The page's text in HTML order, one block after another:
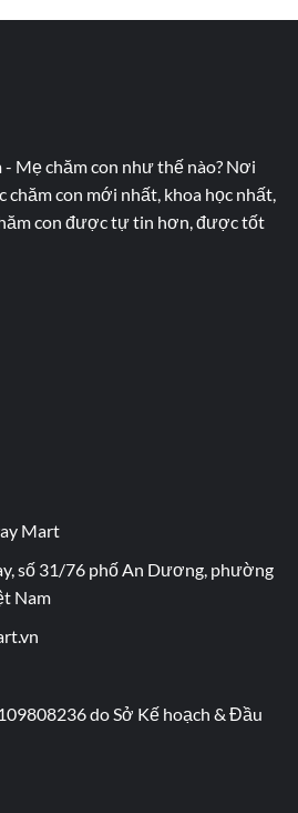
- Mẹ chăm con như thế nào? Nơi
chăm con mới nhất, khoa học nhất,
con được tự tin hơn, được tốt
Mart
số 31/76 phố An Dương, phường
Nam
do Sở Kế hoạch & Đầu